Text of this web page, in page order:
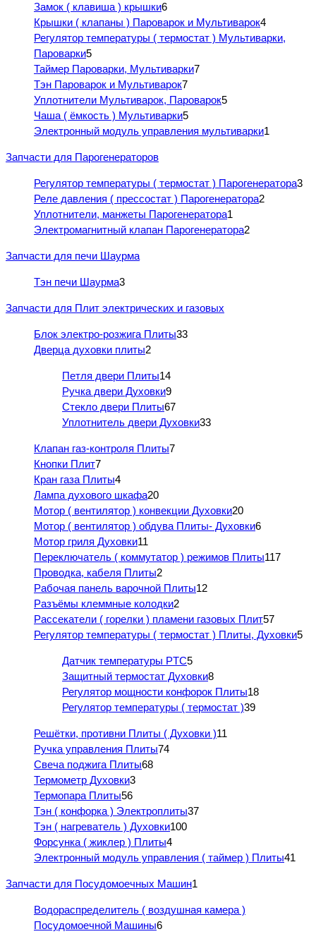
Замок ( клавиша ) крышки6
Крышки ( клапаны ) Пароварок и Мультиварок4
Регулятор температуры ( термостат ) Мультиварки,
Пароварки5
Таймер Пароварки, Мультиварки7
Тэн Пароварок и Мультиварок7
Уплотнители Мультиварок, Пароварок5
Чаша ( ёмкость ) Мультиварки5
Электронный модуль управления мультиварки1
Запчасти для Парогенераторов
Регулятор температуры ( термостат ) Парогенератора3
Реле давления ( прессостат ) Парогенератора2
Уплотнители, манжеты Парогенератора1
Электромагнитный клапан Парогенератора2
Запчасти для печи Шаурма
Тэн печи Шаурма3
Запчасти для Плит электрических и газовых
Блок электро-розжига Плиты33
Дверца духовки плиты2
Петля двери Плиты14
Ручка двери Духовки9
Стекло двери Плиты67
Уплотнитель двери Духовки33
Клапан газ-контроля Плиты7
Кнопки Плит7
Кран газа Плиты4
Лампа духового шкафа20
Мотор ( вентилятор ) конвекции Духовки20
Мотор ( вентилятор ) обдува Плиты- Духовки6
Мотор гриля Духовки11
Переключатель ( коммутатор ) режимов Плиты117
Проводка, кабеля Плиты2
Рабочая панель варочной Плиты12
Разъёмы клеммные колодки2
Рассекатели ( горелки ) пламени газовых Плит57
Регулятор температуры ( термостат ) Плиты, Духовки5
Датчик температуры PTC5
Защитный термостат Духовки8
Регулятор мощности конфорок Плиты18
Регулятор температуры ( термостат )39
Решётки, противни Плиты ( Духовки )11
Ручка управления Плиты74
Свеча поджига Плиты68
Термометр Духовки3
Термопара Плиты56
Тэн ( конфорка ) Электроплиты37
Тэн ( нагреватель ) Духовки100
Форсунка ( жиклер ) Плиты4
Электронный модуль управления ( таймер ) Плиты41
Запчасти для Посудомоечных Машин1
Водораспределитель ( воздушная камера )
Посудомоечной Машины6